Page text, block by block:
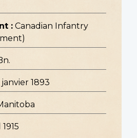
: Canadian Infantry
1893